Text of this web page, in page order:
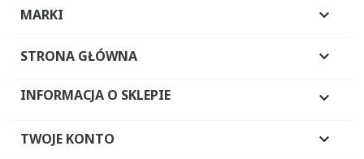
MARKI 
STRONA GŁÓWNA 
INFORMACJA O SKLEPIE 
TWOJE KONTO 